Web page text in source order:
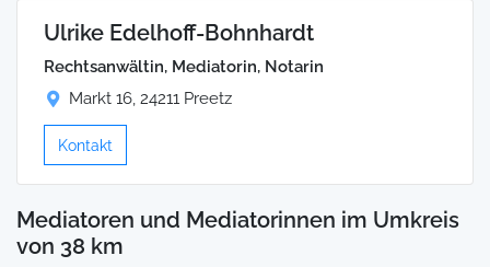
Ulrike Edelhoff-Bohnhardt
Rechtsanwältin, Mediatorin, Notarin
Markt 16, 24211 Preetz
Kontakt
Mediatoren und Mediatorinnen im Umkreis
von 38 km